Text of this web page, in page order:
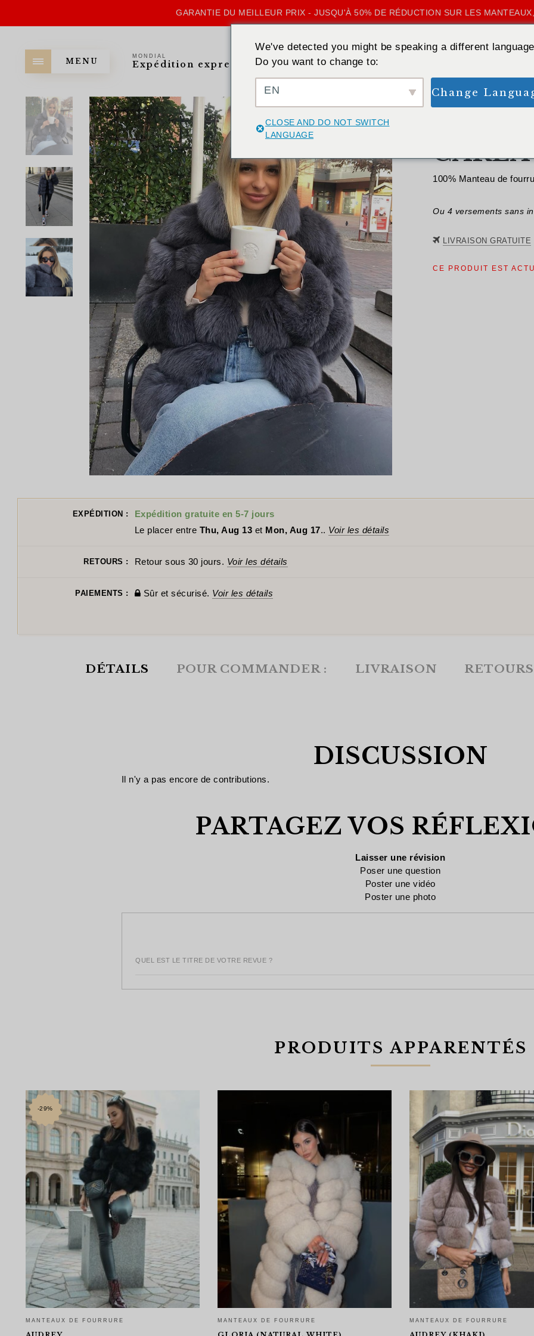
GARANTIE DU MEILLEUR PRIX - JUSQU'À 50% DE RÉDUCTION SUR LES
MENU
MONDIAL
Expédition express
RETOUR
CARLA
100% Manteau de
Ou 4 versements sans
LIVRAISON GRATUITE
CE PRODUIT EST
EXPÉDITION :
Expédition gratuite en 5-7 jours
Le placer entre Thu, Aug 13 et Mon, Aug 17.. Voir les détails
RETOURS : Retour sous 30 jours. Voir les détails
PAIEMENTS : Sûr et sécurisé. Voir les détails
DÉTAILS POUR COMMANDER : LIVRAISON RETOURS
DISCUSSION
Il n'y a pas encore de contributions.
PARTAGEZ VOS
Laisser une révision
Poser une question
Poster une vidéo
Poster une photo
QUEL EST LE TITRE DE VOTRE REVUE ?
PRODUITS APPARENTÉS
-29%
MANTEAUX DE FOURRURE MANTEAUX DE FOURRURE MANTEAUX DE FOURRURE
We've detected you might be speaking a different
Do you want to change to:
EN Change
CLOSE AND DO NOT SWITCH
LANGUAGE